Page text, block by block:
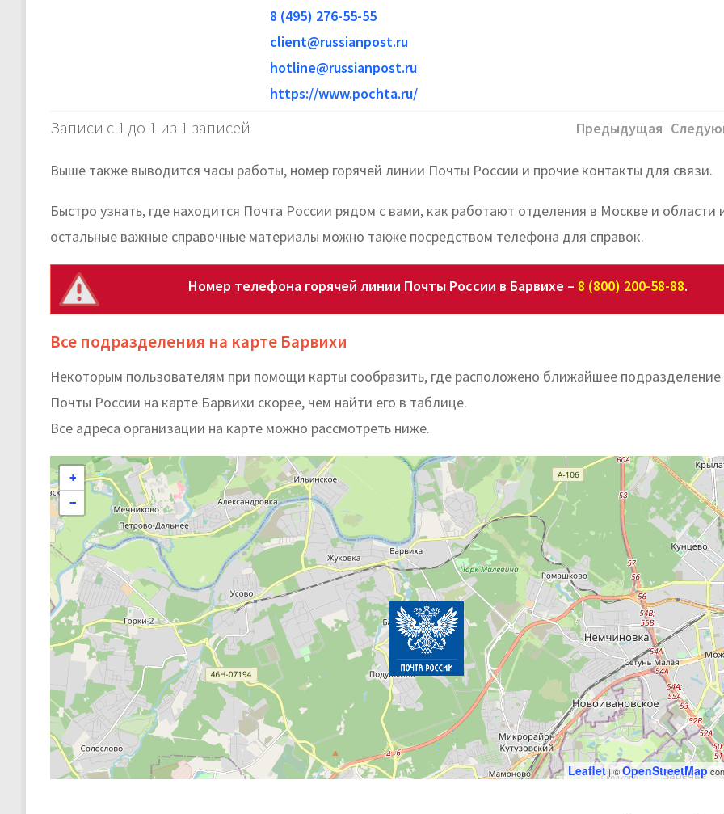
8 (495) 276-55-55
client@russianpost.ru
hotline@russianpost.ru
https://www.pochta.ru/
Записи с 1 до 1 из 1 записей Предыдущая
Выше также выводится часы работы, номер горячей линии Почты России и прочие контакты для связи.
Быстро узнать, где находится Почта России рядом с вами, как работают отделения в Москве и области
остальные важные справочные материалы можно также посредством телефона для справок.
Номер телефона горячей линии Почты России в Барвихе – 8 (800) 200-58-88.
Все подразделения на карте Барвихи
Некоторым пользователям при помощи карты сообразить, где расположено ближайшее подразделение
Почты России на карте Барвихи скорее, чем найти его в таблице.
Все адреса организации на карте можно рассмотреть ниже.
+
−
Leaflet| ©OpenStreetMap